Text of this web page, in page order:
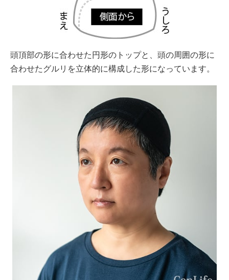
頭頂部の形に合わせた円形のトップと、頭の周囲の形に
合わせたグルリを立体的に構成した形になっています。